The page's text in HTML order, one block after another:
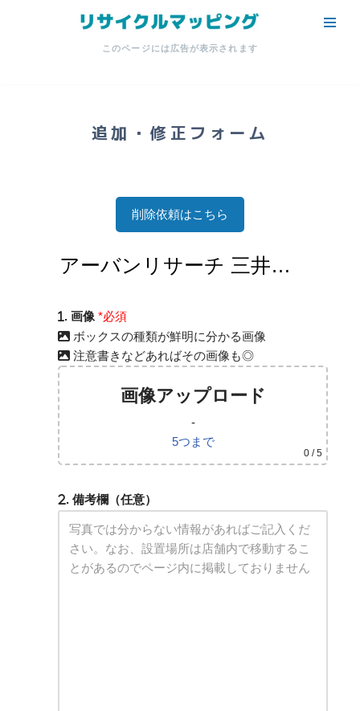
このページには広告が表示されます
追加・修正フォーム
削除依頼はこちら
. 画像 *必須
ボックスの種類が鮮明に分かる画像
注意書きなどあればその画像も◎
画像アップロード
-
5つまで
0 / 5
. 備考欄（任意）